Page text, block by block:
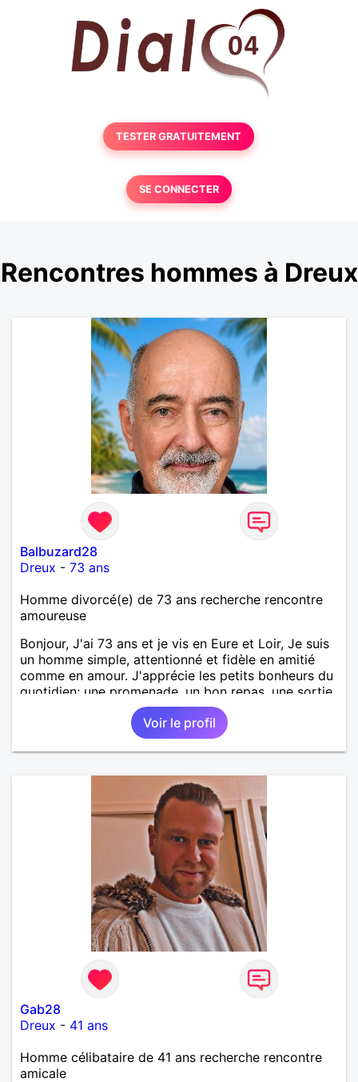
TESTER GRATUITEMENT
SE CONNECTER
Rencontres hommes à Dreux
Balbuzard28
Dreux - 73 ans
Homme divorcé(e) de 73 ans recherche rencontre
amoureuse
Bonjour, J'ai 73 ans et je vis en Eure et Loir, Je suis
un homme simple, attentionné et fidèle en amitié
comme en amour. J'apprécie les petits bonheurs du
quotidien; une promenade, un bon repas, une sortie,
une discision agréable ou un moment de détente à
deux. Je souhaite rencontrer une femme douce,
honnête et bienveillante, avec qui partager des
moments de complicité, de rire et de confiance. Je
une belle amitié et qu'il n'est jamais trop tard pour
écrire une nouvelle histoire. Si vous aimez les
échanges sincères, les valeurs de respect et de
simplicité, nous pourrions faire connaissance autour
d'un café suivi d'une balade, sans précipitation et
laisser le temps faire le reste. Au plaisir de vous lire.
Voir le profil
Gab28
Dreux - 41 ans
Homme célibataire de 41 ans recherche rencontre
amicale